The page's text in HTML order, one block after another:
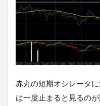
赤丸の短期オシレータ
は一度止まると見るの